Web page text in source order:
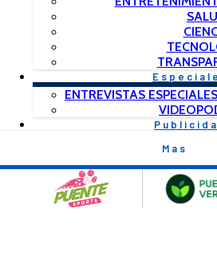
ENTREVISTAS
Mas